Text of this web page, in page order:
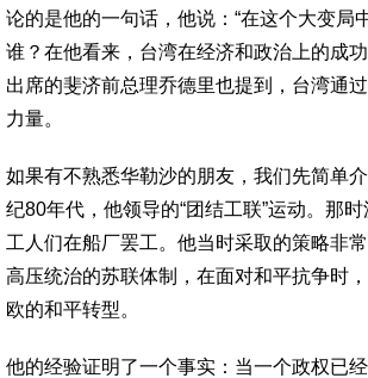
论的是他的一句话，他说：“在这个大变局
谁？在他看来，台湾在经济和政治上的成
出席的斐济前总理乔德里也提到，台湾通
力量。
如果有不熟悉华勒沙的朋友，我们先简单
纪80年代，他领导的“团结工联”运动。那
工人们在船厂罢工。他当时采取的策略非
高压统治的苏联体制，在面对和平抗争时
欧的和平转型。
他的经验证明了一个事实：当一个政权已